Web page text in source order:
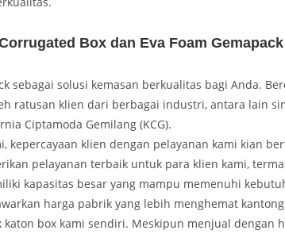
Box dan Eva Foam Gemapack
sebagai solusi kemasan berkualitas bagi Anda.
ratusan klien dari berbagai industri, antara lain
Ciptamoda Gemilang (KCG).
kepercayaan klien dengan pelayanan kami kian
pelayanan terbaik untuk para klien kami,
kapasitas besar yang mampu memenuhi
harga pabrik yang lebih menghemat
box kami sendiri. Meskipun menjual dengan